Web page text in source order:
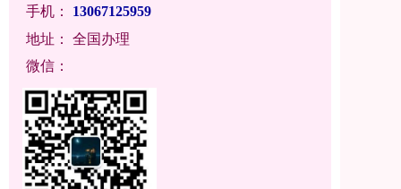
手机：
13067125959
地址： 全国办理
微信：